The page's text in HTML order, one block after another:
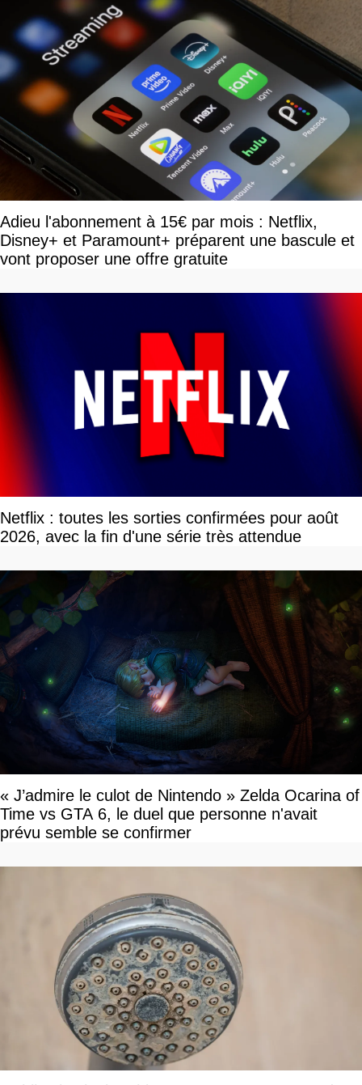
Adieu l'abonnement à 15€ par mois : Netflix,
Disney+ et Paramount+ préparent une bascule et
vont proposer une offre gratuite
Netflix : toutes les sorties confirmées pour août
2026, avec la fin d'une série très attendue
« J’admire le culot de Nintendo » Zelda Ocarina of
Time vs GTA 6, le duel que personne n'avait
prévu semble se confirmer